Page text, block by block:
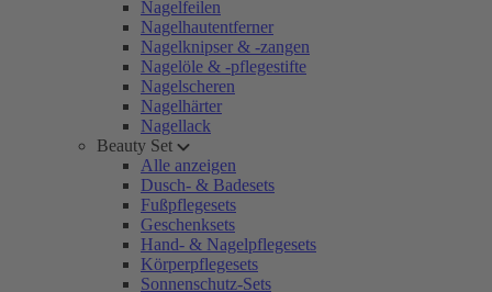
Nagelfeilen
Nagelhautentferner
Nagelknipser & -zangen
Nagelöle & -pflegestifte
Nagelscheren
Nagelhärter
Nagellack
Beauty Set
Alle anzeigen
Dusch- & Badesets
Fußpflegesets
Geschenksets
Hand- & Nagelpflegesets
Körperpflegesets
Sonnenschutz-Sets